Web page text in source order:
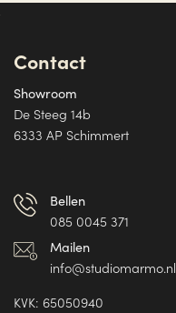
Contact
Showroom
De Steeg 14b
6333 AP Schimmert
Bellen
085 0045 371
Mailen
info@studiomarmo.nl
KVK: 65050940